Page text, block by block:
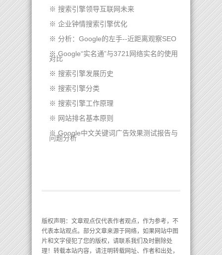
※ 搜索引擎领导互联网未来
※ 企业钟情搜索引擎优化
※ 分析：Google的左手--近距离观察SEO
※Google“实名通”与3721网络实名的使用
对比
※ 搜索引擎发展历史
※ 搜索引擎分类
※ 搜索引擎工作原理
※ 网站排名基本原则
※ Google中文关键词广告效果测试报告与
问题分析
版权声明 ：文章观点仅代表作者观点，作为参考，不
代表本站观点。部分文章来源于网络，如果网站中图
片和文字侵犯了您的版权，请联系我们及时删除处
理！转载本站内容，请注明转载网址、作者和出处，